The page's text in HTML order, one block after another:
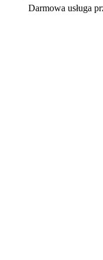
Darmowa usługa